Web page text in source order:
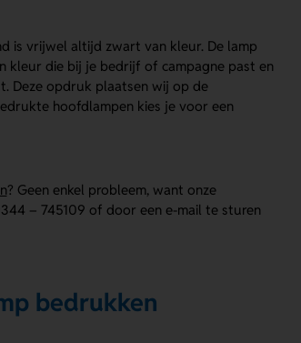
is vrijwel altijd zwart van kleur. De lamp
kleur die bij je bedrijf of campagne past en
Deze opdruk plaatsen wij op de
hoofdlampen kies je voor een
? Geen enkel probleem, want onze
– 745109 of door een e-mail te sturen
bedrukken